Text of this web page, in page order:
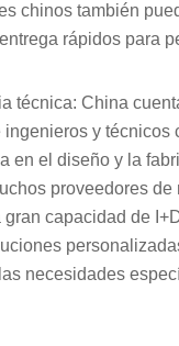
chinos también
rápidos para
técnica: China
ingenieros y técnicos
en el diseño y la
proveedores de
gran capacidad de
necesidades